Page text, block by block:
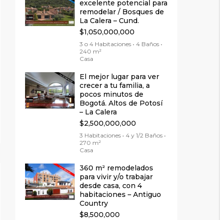
excelente potencial para
remodelar / Bosques de
La Calera – Cund.
$1,050,000,000
3 o 4 Habitaciones • 4 Baños •
240 m²
Casa
El mejor lugar para ver
crecer a tu familia, a
pocos minutos de
Bogotá. Altos de Potosí
– La Calera
$2,500,000,000
3 Habitaciones • 4 y 1/2 Baños •
270 m²
Casa
360 m² remodelados
para vivir y/o trabajar
desde casa, con 4
habitaciones – Antiguo
Country
$8,500,000